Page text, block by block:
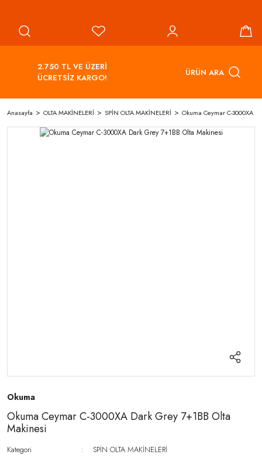
2.750 TL VE ÜZERİ
ÜCRETSİZ KARGO!
ÜRÜN ARA
Anasayfa OLTA MAKİNELERİ SPİN OLTA MAKİNELERİ Okuma Ceymar C-3000XA
Okuma
Okuma Ceymar C-3000XA Dark Grey 7+1BB Olta
Makinesi
Kategori
SPİN OLTA MAKİNELERİ